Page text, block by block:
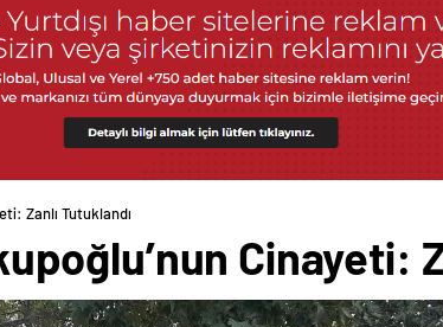
Zanlı Tutuklandı
Cinayeti: